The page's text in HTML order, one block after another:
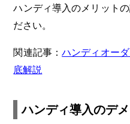
ハンディ導入のメリット
ださい。
関連記事：ハンディオー
底解説
ハンディ導入のデ